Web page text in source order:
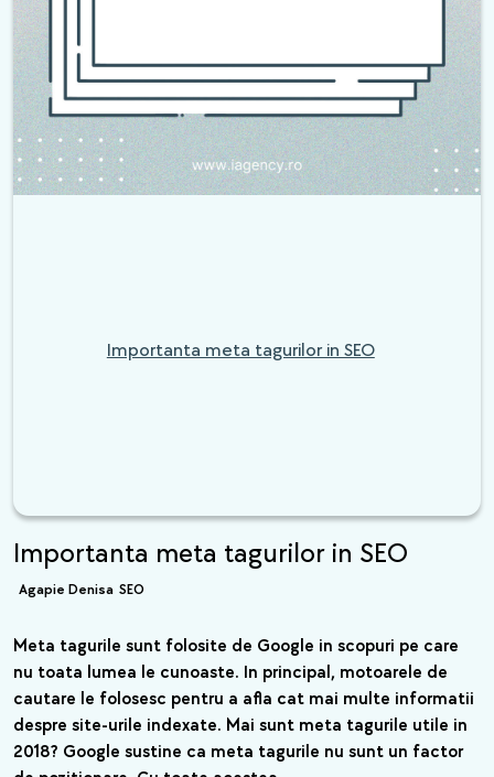
Importanta meta tagurilor in SEO
Importanta meta tagurilor in SEO
Agapie Denisa SEO
Meta tagurile sunt folosite de Google in scopuri pe care
nu toata lumea le cunoaste. In principal, motoarele de
cautare le folosesc pentru a afla cat mai multe informatii
despre site-urile indexate. Mai sunt meta tagurile utile in
2018? Google sustine ca meta tagurile nu sunt un factor